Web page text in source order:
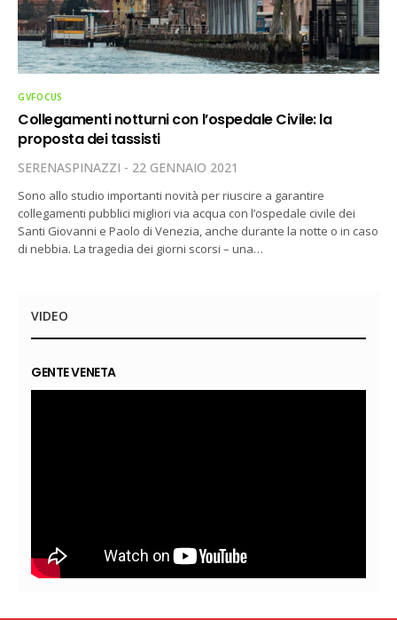
GVFOCUS
Collegamenti notturni con l’ospedale Civile: la
proposta dei tassisti
SERENASPINAZZI 22 GENNAIO 2021
Sono allo studio importanti novità per riuscire a garantire
collegamenti pubblici migliori via acqua con l’ospedale civile dei
Santi Giovanni e Paolo di Venezia, anche durante la notte o in caso
di nebbia. La tragedia dei giorni scorsi – una…
VIDEO
GENTE VENETA